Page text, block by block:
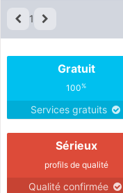
1
Gratuit
100%
Services gratuits
Sérieux
profils de qualité
Qualité confirmée